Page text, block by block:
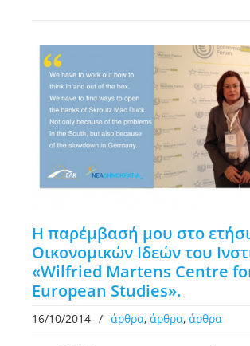
Η παρέμβασή μου στο
Οικονομικών Ιδεών του
«Wilfried Martens Centre
European Studies».
16/10/2014 / άρθρα, άρθρα, άρθρα